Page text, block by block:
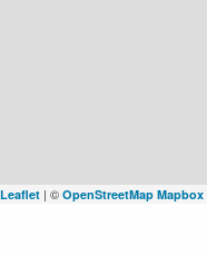
Leaflet| © OpenStreetMap Mapbox